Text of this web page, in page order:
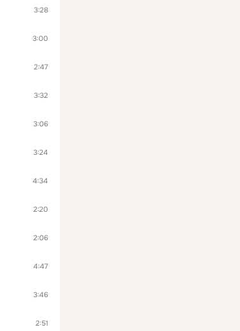
3:28
3:00
2:47
3:32
3:06
3:24
4:34
2:20
2:06
4:47
3:46
2:51